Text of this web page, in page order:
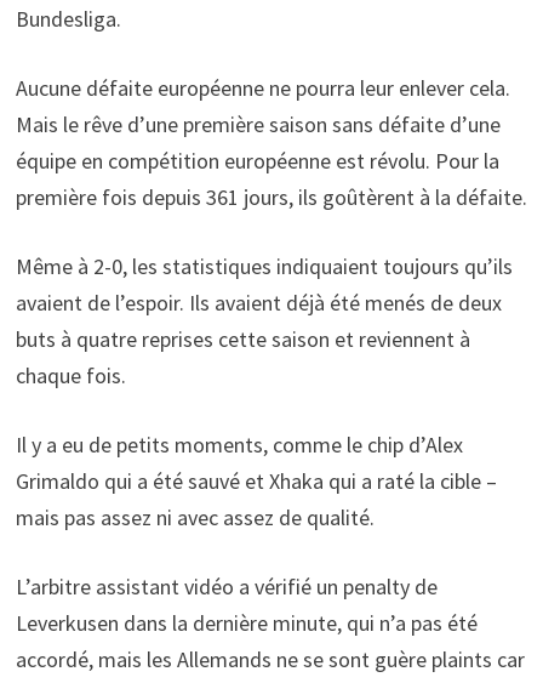
Bundesliga.
Aucune défaite européenne ne pourra leur enlever cela.
Mais le rêve d’une première saison sans défaite d’une
équipe en compétition européenne est révolu. Pour la
première fois depuis 361 jours, ils goûtèrent à la défaite.
Même à 2-0, les statistiques indiquaient toujours qu’ils
avaient de l’espoir. Ils avaient déjà été menés de deux
buts à quatre reprises cette saison et reviennent à
chaque fois.
Il y a eu de petits moments, comme le chip d’Alex
Grimaldo qui a été sauvé et Xhaka qui a raté la cible –
mais pas assez ni avec assez de qualité.
L’arbitre assistant vidéo a vérifié un penalty de
Leverkusen dans la dernière minute, qui n’a pas été
accordé, mais les Allemands ne se sont guère plaints car